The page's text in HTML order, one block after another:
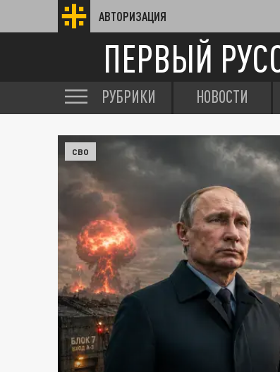
АВТОРИЗАЦИЯ
ПЕРВЫЙ
РУБРИКИ НОВОСТИ
СВО